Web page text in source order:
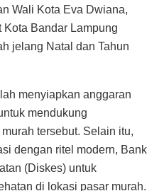
Wali Kota Eva Dwiana,
Kota Bandar Lampung
jelang Natal dan Tahun
menyiapkan anggaran
mendukung
tersebut. Selain itu,
dengan ritel modern, Bank
(Diskes) untuk
di lokasi pasar murah.